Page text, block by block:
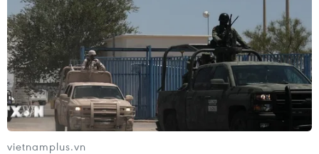
vietnamplus.vn